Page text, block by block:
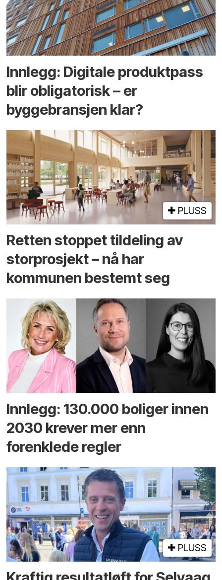
Innlegg: Digitale produktpass
blir obligatorisk – er
byggebransjen klar?
PLUSS
Retten stoppet tildeling av
storprosjekt – nå har
kommunen bestemt seg
Innlegg: 130.000 boliger innen
2030 krever mer enn
forenklede regler
PLUSS